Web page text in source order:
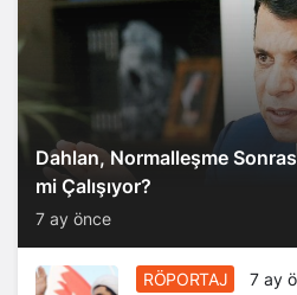
Dahlan, Normalleşme
mi Çalışıyor?
7 ay önce
RÖPORTAJ 7 ay